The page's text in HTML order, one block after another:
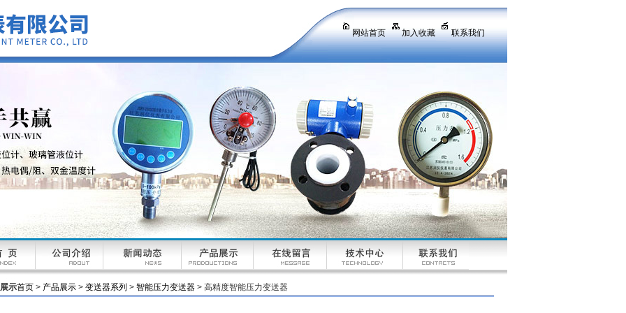
网站首页 加入收藏 联系我们
示首页 > 产品展示 > 变送器系列 > 智能压力变送器 > 高精度智能压力变送器